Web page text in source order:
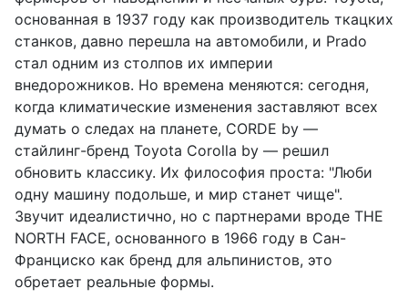
основанная в 1937 году как производитель ткацких
станков, давно перешла на автомобили, и Prado
стал одним из столпов их империи
внедорожников. Но времена меняются: сегодня,
когда климатические изменения заставляют всех
думать о следах на планете, CORDE by —
стайлинг-бренд Toyota Corolla by — решил
обновить классику. Их философия проста: "Люби
одну машину подольше, и мир станет чище".
Звучит идеалистично, но с партнерами вроде THE
NORTH FACE, основанного в 1966 году в Сан-
Франциско как бренд для альпинистов, это
обретает реальные формы.